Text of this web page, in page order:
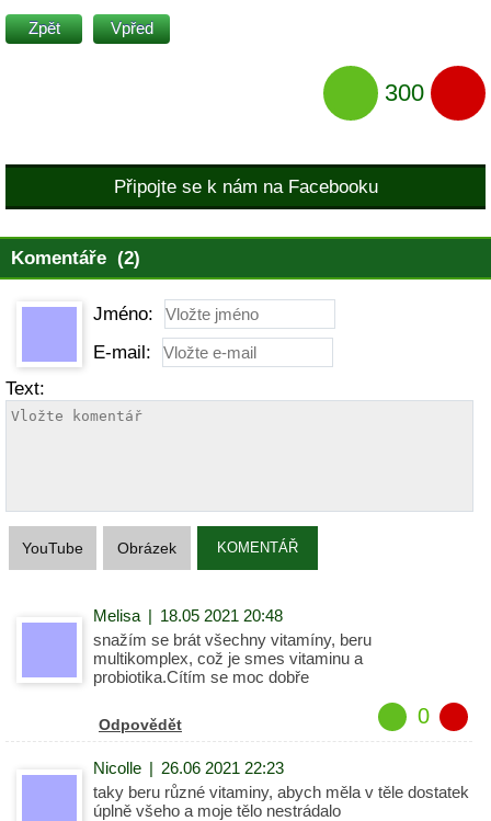
Zpět Vpřed
300
Připojte se k nám na Facebooku
Komentáře (2)
Jméno:
E-mail:
Text:
YouTube Obrázek KOMENTÁŘ
Melisa | 18.05 2021 20:48
snažím se brát všechny vitamíny, beru
multikomplex, což je smes vitaminu a
probiotika.Cítím se moc dobře
Odpovědět 0
Nicolle | 26.06 2021 22:23
taky beru různé vitaminy, abych měla v těle dostatek
úplně všeho a moje tělo nestrádalo